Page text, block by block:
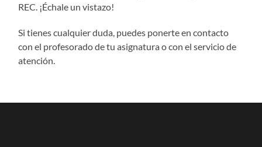
REC. ¡Échale un vistazo!
Si tienes cualquier duda, puedes ponerte en contacto
con el profesorado de tu asignatura o con el servicio de
atención.